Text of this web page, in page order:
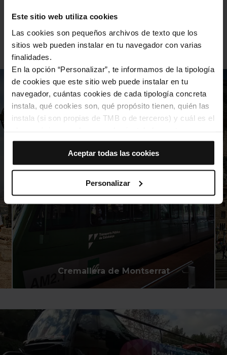
Este sitio web utiliza cookies
Las cookies son pequeños archivos de texto que los
sitios web pueden instalar en tu navegador con varias
finalidades.
En la opción “Personalizar”, te informamos de la tipología
de cookies que este sitio web puede instalar en tu
navegador, cuántas cookies de cada tipología concreta
instala, qué cookies son, qué propósito tienen, quién las
instala (si son propias de TMB o de terceros) y cuál es el
navegador. Si el panel de cookies muestra (0), significa
que no instala ninguna cookie de esta tipología.
Si eliges la opción “Aceptar todas las cookies”, permites
que todas estas cookies se instalen en tu navegador.
tipología de cookies permite indicar si quieres que se
instalen o no las cookies de esa clase.
Una vez que hayas marcado tus preferencias, debes
hacer clic en “Seleccionar y configurar”. Así se instalarán
solo las cookies de la tipología que hayas seleccionado
previamente. Te sugerimos que selecciones las cookies
de personalización, porque permiten recordar tus
opciones de navegación (como el idioma) y mejoran tu
Las cookies necesarias son imprescindibles para el
funcionamiento de la web y, por tanto, si no las aceptas,
no puedes empezar a navegar. Solo puedes consultar
nuestra
Aceptar todas las cookies
Personalizar
Ver más lugares de interés
Cremallera de Montserrat